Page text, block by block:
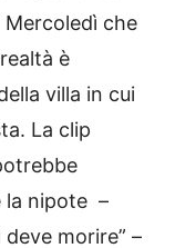
Mercoledì che
è
villa in cui
La clip
la nipote –
morire” –